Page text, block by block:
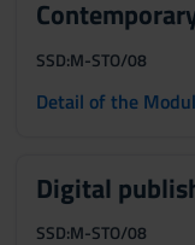
SSD:M-STO/08
Detail of the
Digital
SSD:M-STO/08